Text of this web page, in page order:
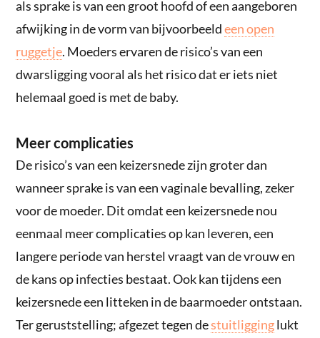
als sprake is van een groot hoofd of een aangeboren
afwijking in de vorm van bijvoorbeeldeen open
ruggetje. Moeders ervaren de risico’s van een
dwarsligging vooral als het risico dat er iets niet
helemaal goed is met de baby.
Meer complicaties
De risico’s van een keizersnede zijn groter dan
wanneer sprake is van een vaginale bevalling, zeker
voor de moeder. Dit omdat een keizersnede nou
eenmaal meer complicaties op kan leveren, een
langere periode van herstel vraagt van de vrouw en
de kans op infecties bestaat. Ook kan tijdens een
keizersnede een litteken in de baarmoeder ontstaan.
Ter geruststelling; afgezet tegen destuitligginglukt